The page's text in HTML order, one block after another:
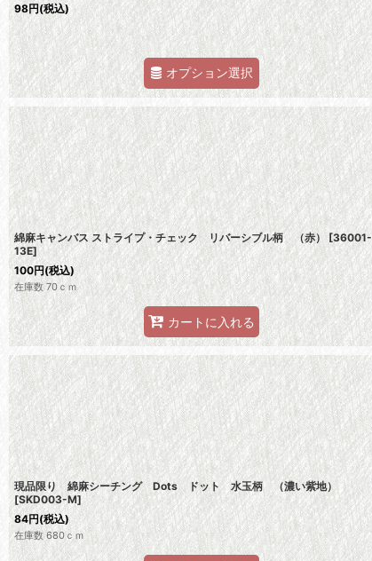
98円(税込)
オプション選択
綿麻キャンバス ストライプ・チェック リバーシブル柄 （赤） [36001-
13E]
100円(税込)
在庫数 70ｃｍ
カートに入れる
現品限り 綿麻シーチング Dots ドット 水玉柄 （濃い紫地）
[SKD003-M]
84円(税込)
在庫数 680ｃｍ